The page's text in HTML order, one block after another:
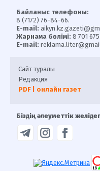
Байланыс телефоны:
8 (7172) 76-84-66.
E-mail:
Жарнама бөлімі: 8 701
E-mail:
Сайт туралы
Редакция
PDF | онлайн газет
Біздің әлеуметтік